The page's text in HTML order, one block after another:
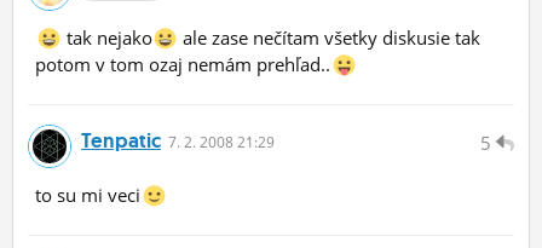
tak nejako
ale zase nečítam všetky diskusie tak
potom v tom ozaj nemám prehľad..
5
Tenpatic 7. 2. 2008 21:29
to su mi veci